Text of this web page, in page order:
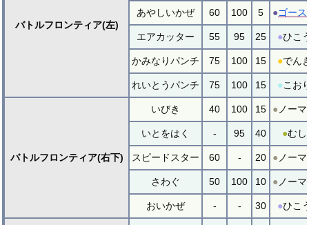
バトルフロンティア(左)
あやしいかぜ 60 100 5 ●ゴー
エアカッター 55 95 25 ●ひこ
かみなりパンチ 75 100 15 ●でん
れいとうパンチ 75 100 15 ●こお
バトルフロンティア(右下)
いびき 40 100 15 ● ノー
いとをはく - 95 40 ●むし
スピードスター 60 - 20 ● ノー
さわぐ 50 100 10 ● ノー
おいかぜ - - 30 ●ひこ